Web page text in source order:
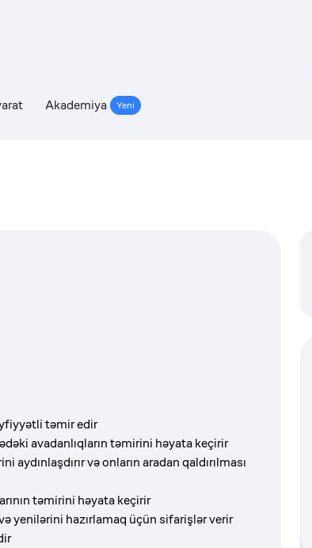
Akademiya Yeni
təmir edir
avadanlıqların təmirini həyata keçirir
aydınlaşdırır və onların aradan qaldırılması
təmirini həyata keçirir
yenilərini hazırlamaq üçün sifarişlər verir